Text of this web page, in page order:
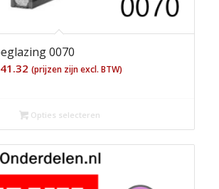
0070
Prijsklasse:
€441.32
(prijzen zijn excl. BTW)
Opties selecteren